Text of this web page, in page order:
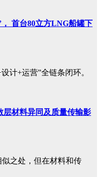
首台80立方LNG船罐下
计+运营”全链条闭环。
材料异同及质量传输影
之处，但在材料和传